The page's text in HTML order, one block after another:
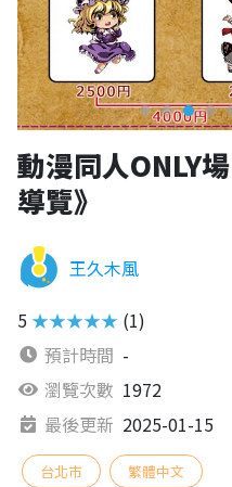
動漫同人ONLY
導覽》
王久木風
5 ★★★★★ (1)
預計時間 -
瀏覽次數 1972
最後更新 2025-01-15
台北市 繁體中文